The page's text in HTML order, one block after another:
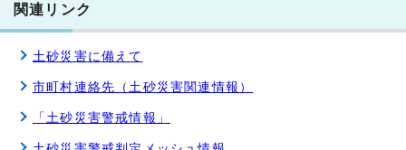
関連リンク
土砂災害に備えて
市町村連絡先（土砂災害関連情報）
「土砂災害警戒情報」